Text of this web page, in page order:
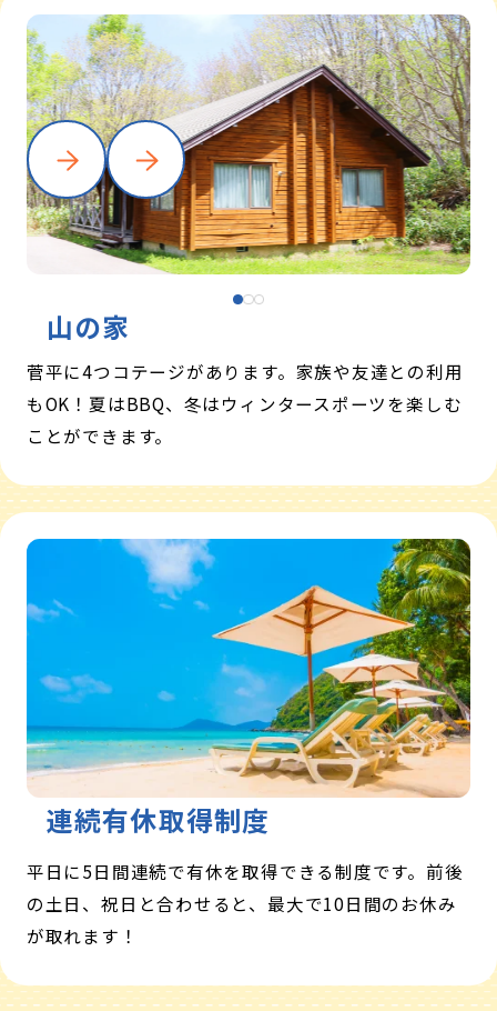
山の家
菅平に4つコテージがあります。家族や友達との利用
もOK！夏はBBQ、冬はウィンタースポーツを楽しむ
ことができます。
連続有休取得制度
平日に5日間連続で有休を取得できる制度です。前後
の土日、祝日と合わせると、最大で10日間のお休み
が取れます！